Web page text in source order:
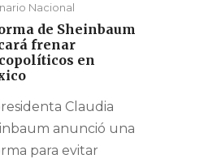
Nacional
de Sheinbaum
frenar
en
Claudia
anunció una
para evitar